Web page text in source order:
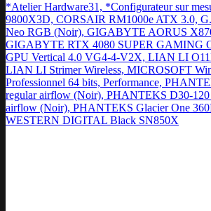
*Atelier Hardware31, *Configurateur sur
9800X3D, CORSAIR RM1000e ATX 3.0,
Neo RGB (Noir), GIGABYTE AORUS
GIGABYTE RTX 4080 SUPER GAMING
GPU Vertical 4.0 VG4-4-V2X, LIAN LI
LIAN LI Strimer Wireless, MICROSOFT
Professionnel 64 bits, Performance,
regular airflow (Noir), PHANTEKS D30-120
airflow (Noir), PHANTEKS Glacier One
WESTERN DIGITAL Black SN850X